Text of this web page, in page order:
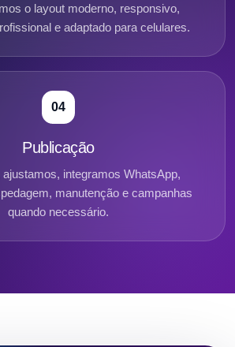
o layout moderno, responsivo,
e adaptado para celulares.
04
Publicação
integramos WhatsApp,
manutenção e campanhas
quando necessário.